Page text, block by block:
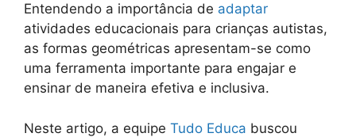
Entendendo a importância de adaptar
atividades educacionais para crianças autistas,
as formas geométricas apresentam-se como
uma ferramenta importante para engajar e
ensinar de maneira efetiva e inclusiva.
Neste artigo, a equipe Tudo Educa buscou